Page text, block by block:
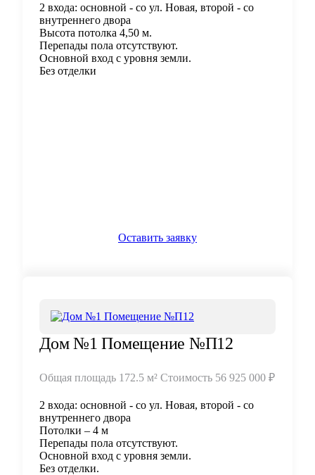
2 входа: основной - со ул. Новая, второй - со
внутреннего двора
Высота потолка 4,50 м.
Перепады пола отсутствуют.
Основной вход с уровня земли.
Без отделки
Оставить заявку
Дом №1 Помещение №П12
Общая площадь 172.5 м² Стоимость 56 925 000 ₽
2 входа: основной - со ул. Новая, второй - со
внутреннего двора
Потолки – 4 м
Перепады пола отсутствуют.
Основной вход с уровня земли.
Без отделки.